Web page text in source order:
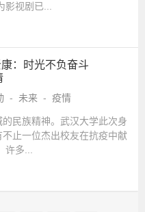
视剧已...
：时光不负奋斗
- 未来 - 疫情
民族精神。武汉大学此次身
不止一位杰出校友在抗疫中献
多...